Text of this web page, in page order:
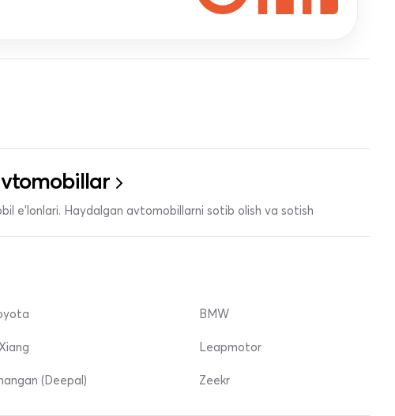
e’lonlari. Haydalgan avtomobillarni sotib olish va sotish
(Deepal)
BMW
Leapmotor
Zeekr